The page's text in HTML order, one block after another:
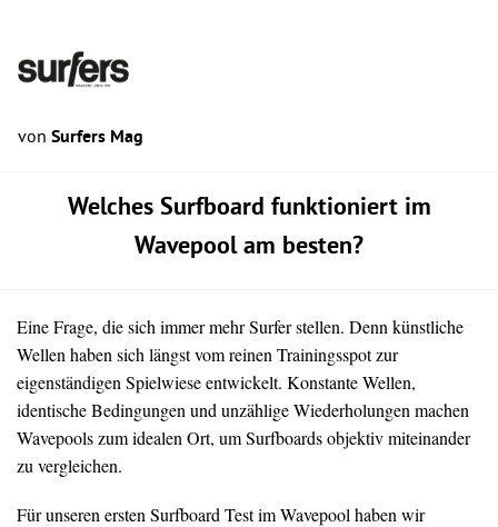
von Surfers Mag
Welches Surfboard funktioniert im
Wavepool am besten?
Eine Frage, die sich immer mehr Surfer stellen. Denn künstliche
Wellen haben sich längst vom reinen Trainingsspot zur
eigenständigen Spielwiese entwickelt. Konstante Wellen,
identische Bedingungen und unzählige Wiederholungen machen
Wavepools zum idealen Ort, um Surfboards objektiv miteinander
zu vergleichen.
Für unseren ersten Surfboard Test im Wavepool haben wir